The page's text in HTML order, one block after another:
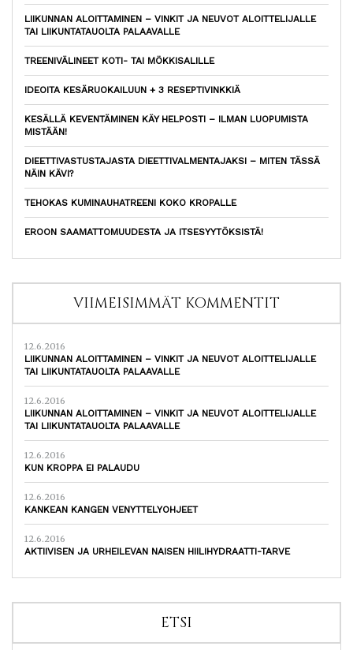
LIIKUNNAN ALOITTAMINEN – VINKIT JA NEUVOT ALOITTELIJALLE
TAI LIIKUNTATAUOLTA PALAAVALLE
TREENIVÄLINEET KOTI- TAI MÖKKISALILLE
IDEOITA KESÄRUOKAILUUN + 3 RESEPTIVINKKIÄ
KESÄLLÄ KEVENTÄMINEN KÄY HELPOSTI – ILMAN LUOPUMISTA
MISTÄÄN!
DIEETTIVASTUSTAJASTA DIEETTIVALMENTAJAKSI – MITEN TÄSSÄ
NÄIN KÄVI?
TEHOKAS KUMINAUHATREENI KOKO KROPALLE
EROON SAAMATTOMUUDESTA JA ITSESYYTÖKSISTÄ!
VIIMEISIMMÄT KOMMENTIT
12.6.2016
LIIKUNNAN ALOITTAMINEN – VINKIT JA NEUVOT ALOITTELIJALLE
TAI LIIKUNTATAUOLTA PALAAVALLE
12.6.2016
LIIKUNNAN ALOITTAMINEN – VINKIT JA NEUVOT ALOITTELIJALLE
TAI LIIKUNTATAUOLTA PALAAVALLE
12.6.2016
KUN KROPPA EI PALAUDU
12.6.2016
KANKEAN KANGEN VENYTTELYOHJEET
12.6.2016
AKTIIVISEN JA URHEILEVAN NAISEN HIILIHYDRAATTI-TARVE
ETSI